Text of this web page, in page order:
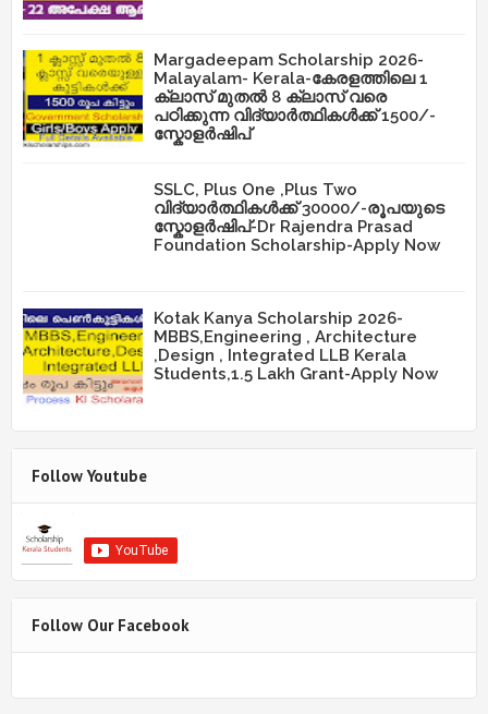
Margadeepam Scholarship 2026-
Malayalam- Kerala-കേരളത്തിലെ 1
ക്ലാസ് മുതൽ 8 ക്ലാസ് വരെ
പഠിക്കുന്ന വിദ്യാർത്ഥികൾക്ക് 1500/-
സ്കോളർഷിപ്
SSLC, Plus One ,Plus Two
വിദ്യാർത്ഥികൾക്ക് 30000/-രൂപയുടെ
സ്കോളർഷിപ്-Dr Rajendra Prasad
Foundation Scholarship-Apply Now
Kotak Kanya Scholarship 2026-
MBBS,Engineering , Architecture
,Design , Integrated LLB Kerala
Students,1.5 Lakh Grant-Apply Now
Follow Youtube
Follow Our Facebook